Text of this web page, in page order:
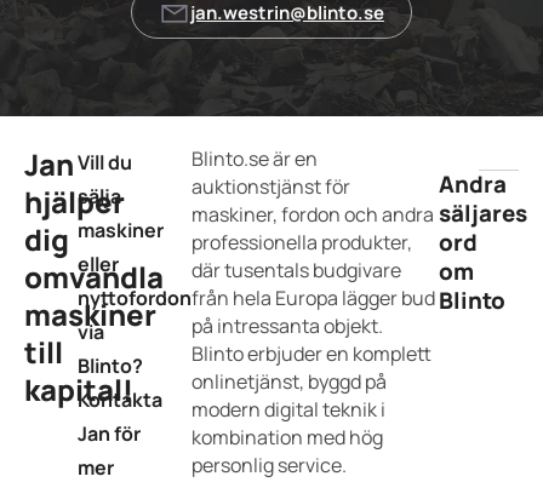
jan.westrin@blinto.se
Jan
hjälper
dig
omvandla
maskiner
till
kapital!
Vill du
sälja
maskiner
eller
nyttofordon
via
Blinto?
Kontakta
Jan för
mer
Blinto.se är en
auktionstjänst för
maskiner, fordon och andra
professionella produkter,
där tusentals budgivare
från hela Europa lägger bud
på intressanta objekt.
Blinto erbjuder en komplett
onlinetjänst, byggd på
modern digital teknik i
kombination med hög
personlig service.
Andra
säljares
ord
om
Blinto